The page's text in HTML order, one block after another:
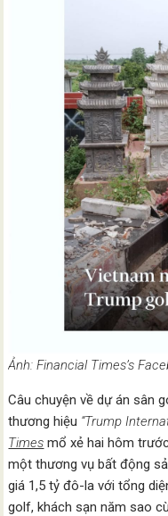
Ảnh: Financial Times’s
Câu chuyện về dự án sân
thương hiệu “Trump
Times mổ xẻ hai hôm
một thương vụ bất động
giá 1,5 tỷ đô-la với tổng
golf, khách sạn năm sao